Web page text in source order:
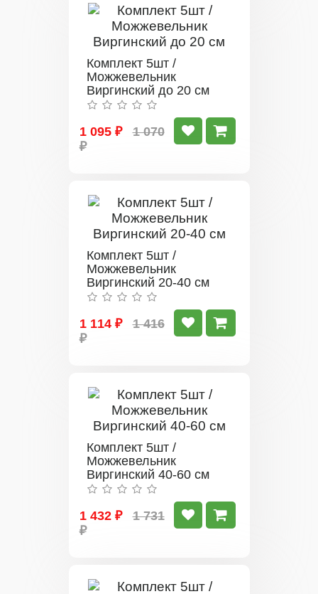
Комплект 5шт /
Можжевельник
Виргинский до 20 см
1 095 ₽
1 070
₽
Комплект 5шт /
Можжевельник
Виргинский 20-40 см
1 114 ₽
1 416
₽
Комплект 5шт /
Можжевельник
Виргинский 40-60 см
1 432 ₽
1 731
₽